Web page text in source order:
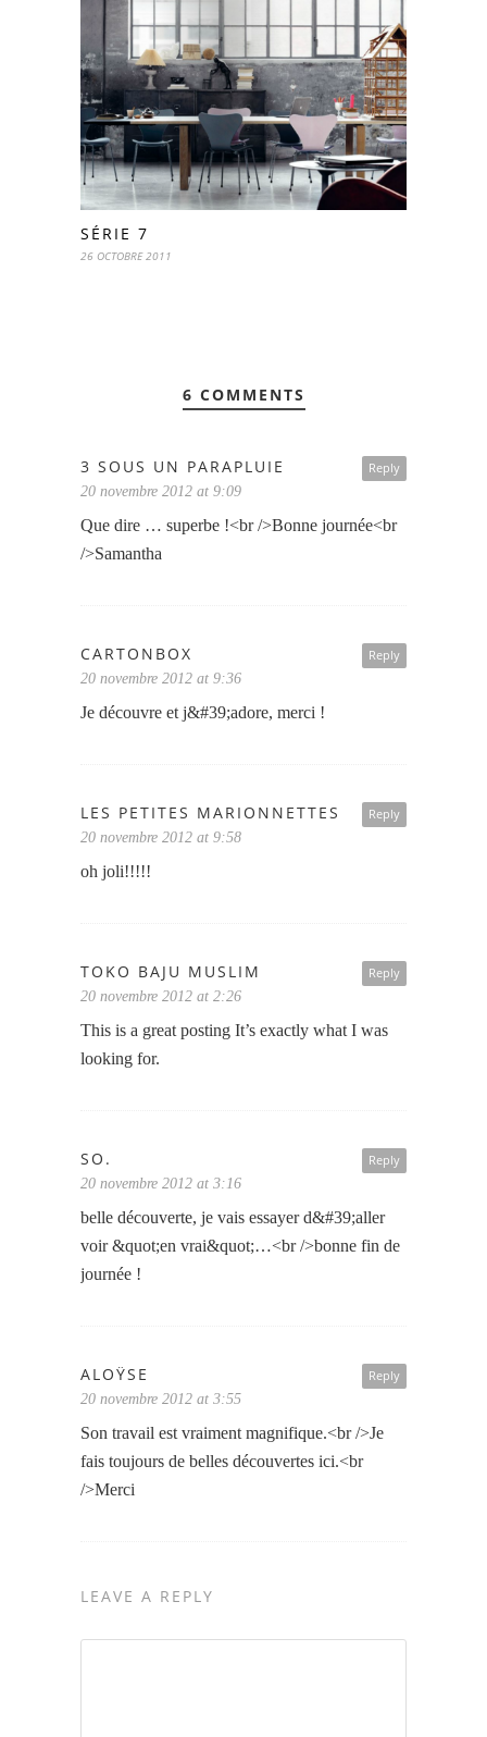
SÉRIE 7
26 OCTOBRE 2011
6 COMMENTS
Reply
3 SOUS UN PARAPLUIE
20 novembre 2012 at 9:09
Que dire … superbe !<br />Bonne journée<br
/>Samantha
Reply
CARTONBOX
20 novembre 2012 at 9:36
Je découvre et j&#39;adore, merci !
Reply
LES PETITES MARIONNETTES
20 novembre 2012 at 9:58
oh joli!!!!!
Reply
TOKO BAJU MUSLIM
20 novembre 2012 at 2:26
This is a great posting It’s exactly what I was
looking for.
Reply
SO.
20 novembre 2012 at 3:16
belle découverte, je vais essayer d&#39;aller
voir &quot;en vrai&quot;…<br />bonne fin de
journée !
Reply
ALOŸSE
20 novembre 2012 at 3:55
Son travail est vraiment magnifique.<br />Je
fais toujours de belles découvertes ici.<br
/>Merci
LEAVE A REPLY